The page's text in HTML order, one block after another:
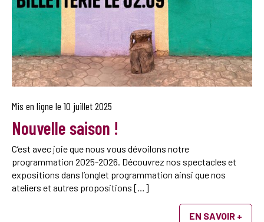
Mis en ligne le10 juillet 2025
Nouvelle saison !
C’est avec joie que nous vous dévoilons notre
programmation 2025-2026. Découvrez nos spectacles et
expositions dans l’onglet programmation ainsi que nos
ateliers et autres propositions […]
EN SAVOIR +